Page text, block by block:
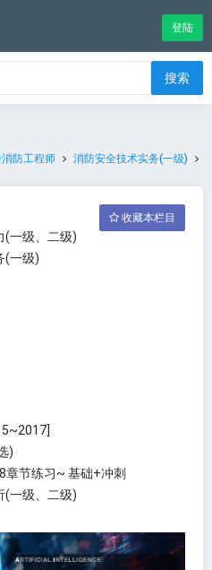
登陆
搜索
防工程师
消防安全技术实务(一级)
收藏本栏目
(一级、二级)
(一级)
)
章节练习~ 基础+冲刺
(一级、二级)